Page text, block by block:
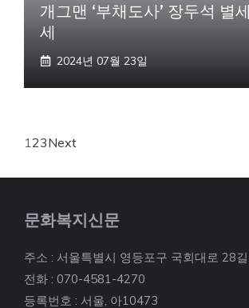
개그맨 ‘부채도사’ 장두석 별
세
2024년 07월 23일
1 23Next
문화복지신문
주소 : 서울특별시 영등포구 국회대로 28
전화 : 070-4581-4270
등록번호 : 서울, 아10473